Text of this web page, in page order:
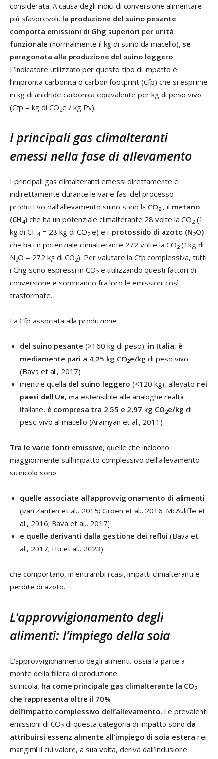
considerata. A causa degli indici di conversione alimentare
più sfavorevoli, la produzione del suino pesante
comporta emissioni di Ghg superiori per unità
funzionale (normalmente il kg di suino da macello), se
paragonata alla produzione del suino leggero.
L’indicatore utilizzato per questo tipo di impatto è
l’impronta carbonica o carbon footprint (Cfp) che si esprime
in kg di anidride carbonica equivalente per kg di peso vivo
(Cfp = kg di CO2e / kg Pv).
I principali gas climalteranti
emessi nella fase di allevamento
I principali gas climalteranti emessi direttamente e
indirettamente durante le varie fasi del processo
produttivo dall’allevamento suino sono la CO2 , il metano
(CH4) che ha un potenziale climalterante 28 volte la CO2 (1
kg di CH4 = 28 kg di CO2 e) e il protossido di azoto (N2O)
che ha un potenziale climalterante 272 volte la CO2 (1kg di
N2O = 272 kg di CO2). Per valutare la Cfp complessiva, tutti
i Ghg sono espressi in CO2 e utilizzando questi fattori di
conversione e sommando fra loro le emissioni così
trasformate.
La Cfp associata alla produzione
del suino pesante (>160 kg di peso), in Italia, è
mediamente pari a 4,25 kg CO2e/kg di peso vivo
(Bava et al., 2017)
mentre quella del suino leggero (<120 kg), allevato nei
paesi dell’Ue, ma estensibile alle analoghe realtà
italiane, è compresa tra 2,55 e 2,97 kg CO2e/kg di
peso vivo al macello (Aramyan et al., 2011).
Tra le varie fonti emissive, quelle che incidono
maggiormente sull’impatto complessivo dell’allevamento
suinicolo sono
quelle associate all’approvvigionamento di alimenti
(van Zanten et al., 2015; Groen et al., 2016; McAuliffe et
al., 2016; Bava et al., 2017)
e quelle derivanti dalla gestione dei reflui (Bava et
al., 2017; Hu et al., 2023)
che comportano, in entrambi i casi, impatti climalteranti e
perdite di azoto.
L’approvvigionamento degli
alimenti: l’impiego della soia
L’approvvigionamento degli alimenti, ossia la parte a
monte della filiera di produzione
suinicola, ha come principale gas climalterante la CO2
che rappresenta oltre il 70%
dell’impatto complessivo dell’allevamento. Le prevalenti
emissioni di CO2 di questa categoria di impatto sono da
attribuirsi essenzialmente all’impiego di soia estera nei
mangimi il cui valore, a sua volta, deriva dall’inclusione